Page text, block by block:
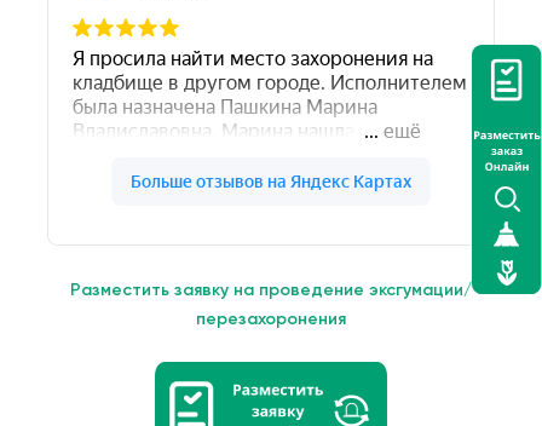
Разместить заявку на проведение эксгумации/
перезахоронения